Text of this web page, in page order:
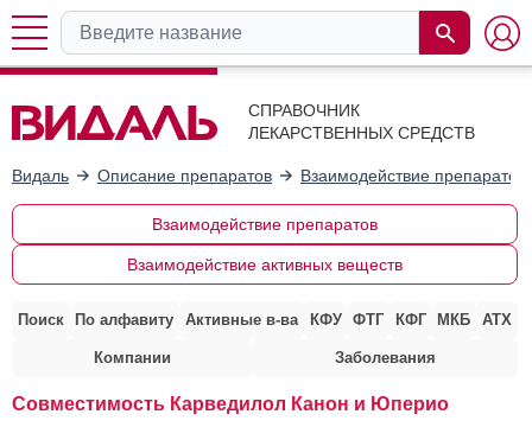
СПРАВОЧНИК
ЛЕКАРСТВЕННЫХ СРЕДСТВ
Видаль Описание препаратов Взаимодействие препаратов
Взаимодействие препаратов
Взаимодействие активных веществ
Поиск По алфавиту Активные в-ва КФУ ФТГ КФГ МКБ АТХ
Компании Заболевания
Совместимость Карведилол Канон и Юперио